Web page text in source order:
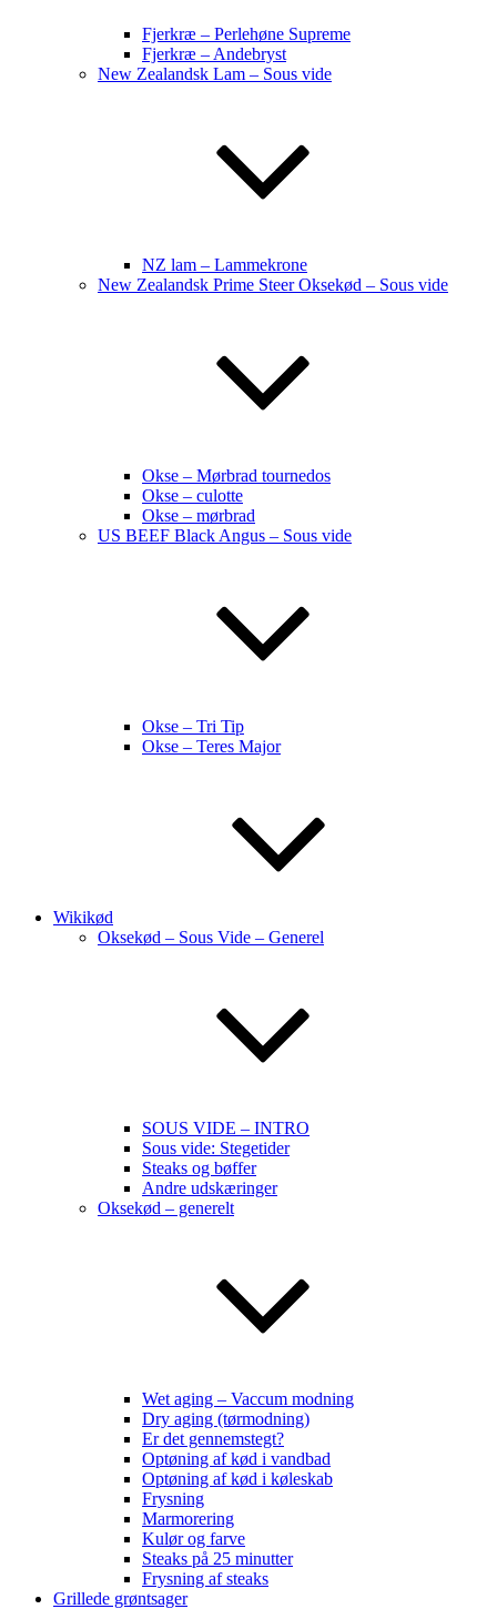
Fjerkræ – Perlehøne Supreme
Fjerkræ – Andebryst
New Zealandsk Lam – Sous vide
NZ lam – Lammekrone
New Zealandsk Prime Steer Oksekød – Sous vide
Okse – Mørbrad tournedos
Okse – culotte
Okse – mørbrad
US BEEF Black Angus – Sous vide
Okse – Tri Tip
Okse – Teres Major
Wikikød
Oksekød – Sous Vide – Generel
SOUS VIDE – INTRO
Sous vide: Stegetider
Steaks og bøffer
Andre udskæringer
Oksekød – generelt
Wet aging – Vaccum modning
Dry aging (tørmodning)
Er det gennemstegt?
Optøning af kød i vandbad
Optøning af kød i køleskab
Frysning
Marmorering
Kulør og farve
Steaks på 25 minutter
Frysning af steaks
Grillede grøntsager